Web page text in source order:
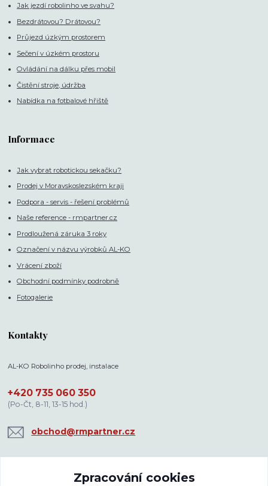
Jak jezdí robolinho ve svahu?
Bezdrátovou? Drátovou?
Průjezd úzkým prostorem
Sečení v úzkém prostoru
Ovládání na dálku přes mobil
Čistění stroje, údržba
Nabídka na fotbalové hřiště
Informace
Jak vybrat robotickou sekačku?
Prodej v Moravskoslezském kraji
Podpora - servis - řešení problémů
Naše reference - rmpartner.cz
Prodloužená záruka 3 roky
Označení v názvu výrobků AL-KO
Vrácení zboží
Obchodní podmínky podrobně
Fotogalerie
Kontakty
AL-KO Robolinho prodej, instalace
+420 735 060 350
(Po-Čt, 8-11, 13-15 hod.)
obchod@rmpartner.cz
Zpracování cookies